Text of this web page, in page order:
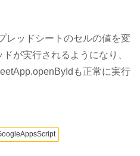
レッドシートのセルの値を変
が実行されるようになり、
も正常に実行